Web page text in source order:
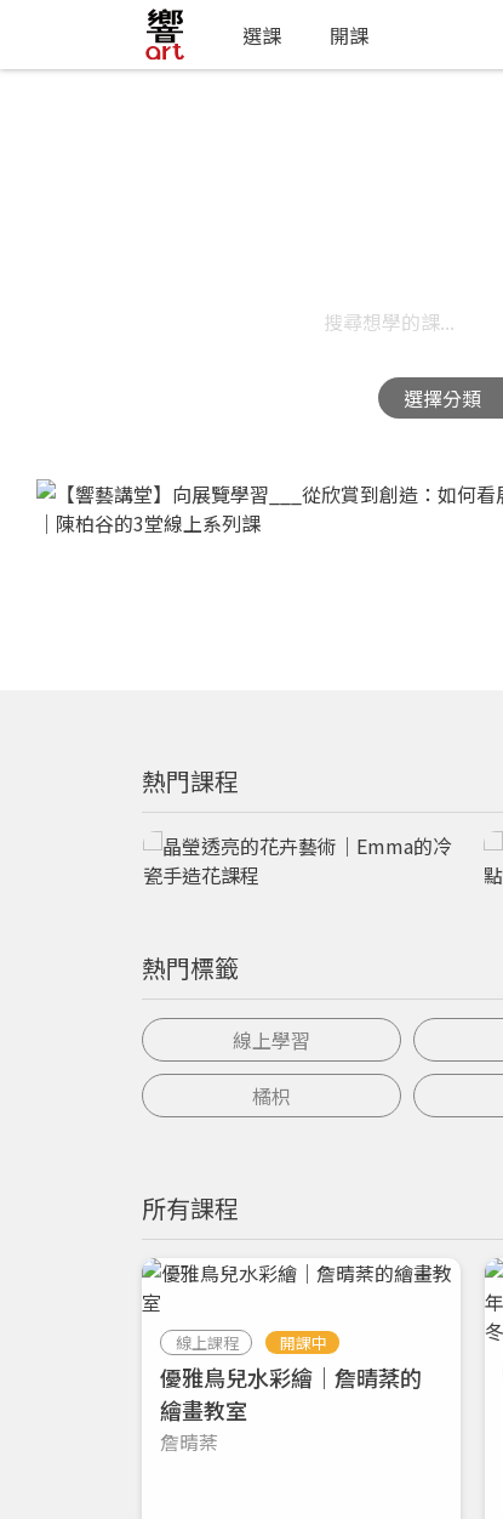
選課 開課
熱門課程
熱門標籤
線上學習
橘枳
所有課程
線上課程 開課中
優雅鳥兒水彩繪｜詹晴棻的
繪畫教室
詹晴棻